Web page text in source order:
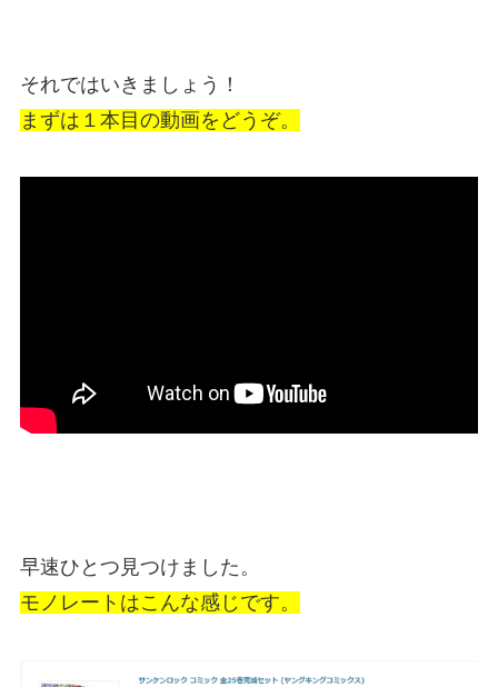
それではいきましょう！
まずは１本目の動画をどうぞ。
早速ひとつ見つけました。
モノレートはこんな感じです。